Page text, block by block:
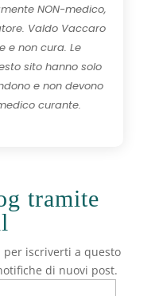
NON-medico,
Valdo Vaccaro
e non cura. Le
sito hanno solo
e non devono
curante.
tramite
iscriverti a questo
di nuovi post.